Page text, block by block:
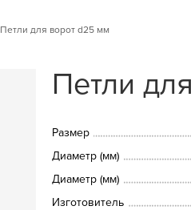
Петли для ворот d25 мм
Петли
Размер
Диаметр (мм)
Диаметр (мм)
Изготовитель